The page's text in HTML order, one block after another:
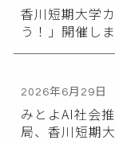
香川短期大学
う！」開催し
2026年6月29日
みとよAI社会
局、香川短期